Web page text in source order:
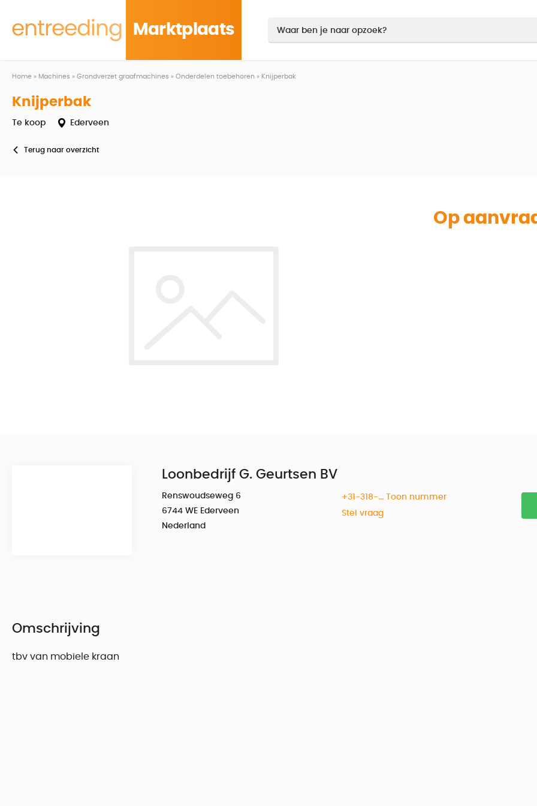
Marktplaats
Home » Machines » Grondverzet graafmachines » Onderdelen toebehoren » Knijperbak
Knijperbak
Te koop Ederveen
Terug naar overzicht
Op
Loonbedrijf G. Geurtsen BV
Renswoudseweg 6
6744 WE Ederveen
Nederland
+31-318-... Toon nummer
Stel vraag
Omschrijving
tbv van mobiele kraan